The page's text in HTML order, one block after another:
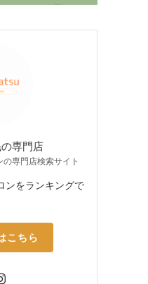
専門店
専門店検索サイト
ンをランキングで
こちら